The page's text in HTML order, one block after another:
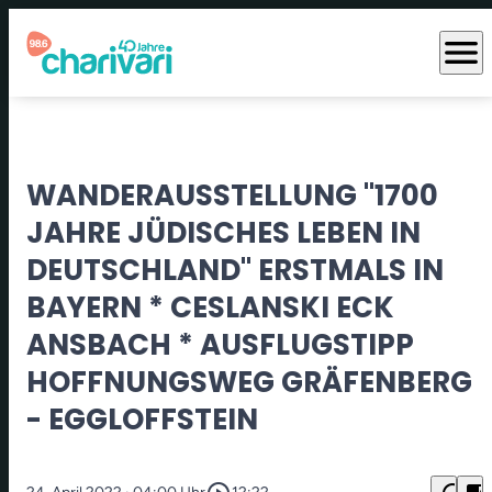
menu
WANDERAUSSTELLUNG "1700
JAHRE JÜDISCHES LEBEN IN
DEUTSCHLAND" ERSTMALS IN
BAYERN * CESLANSKI ECK
ANSBACH * AUSFLUGSTIPP
HOFFNUNGSWEG GRÄFENBERG
- EGGLOFFSTEIN